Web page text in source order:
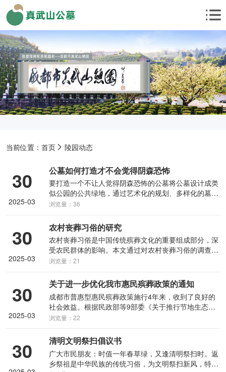
当前位置： 首页 陵园动态
30
2025-03
公墓如何打造才不会觉得阴森恐怖
要打造一个不让人觉得阴森恐怖的公墓将公墓设计成类
似公园的公共绿地，通过艺术化的规划、多样化的墓葬
分区、合理的墓碑摆放、曲折的园道、自然遮掩的绿化
浏览量：36
30
2025-03
农村丧葬习俗的研究
农村丧葬习俗是中国传统殡葬文化的重要组成部分，深
受农民群体的影响。本文通过对农村丧葬习俗的调查和
研究，分析了农村丧葬习俗的特点、演变和相关影响因
视家族与社会群体的凝聚力、注重仪式和礼节等特点。
另外，社会变革和现代化的进程对农村丧葬习俗产生了
深远的影响，使之发生了一系列的演变和转变。最后，
本文还探讨了如何保护和传承农村丧葬习俗的重要性，
并提出了相关的对策建议。
浏览量：21
30
2025-03
关于进一步优化我市惠民殡葬政策的通知
成都市普惠型惠民殡葬政策施行4年来，收到了良好的
社会效益。根据民政部等9部委《关于推行节地生态安
葬的指导意见》（民发〔2016〕21号）以及市政府关
项，决定提高我市惠民殡葬政策中的节地生态安葬奖补
标准，现将有关事宜通知
浏览量：22
30 清明文明祭扫倡议书
广大市民朋友：‍时值一年春草绿，又逢清明祭扫时。返
乡祭祖是中华民族的传统习俗，为文明祭扫新风，特向